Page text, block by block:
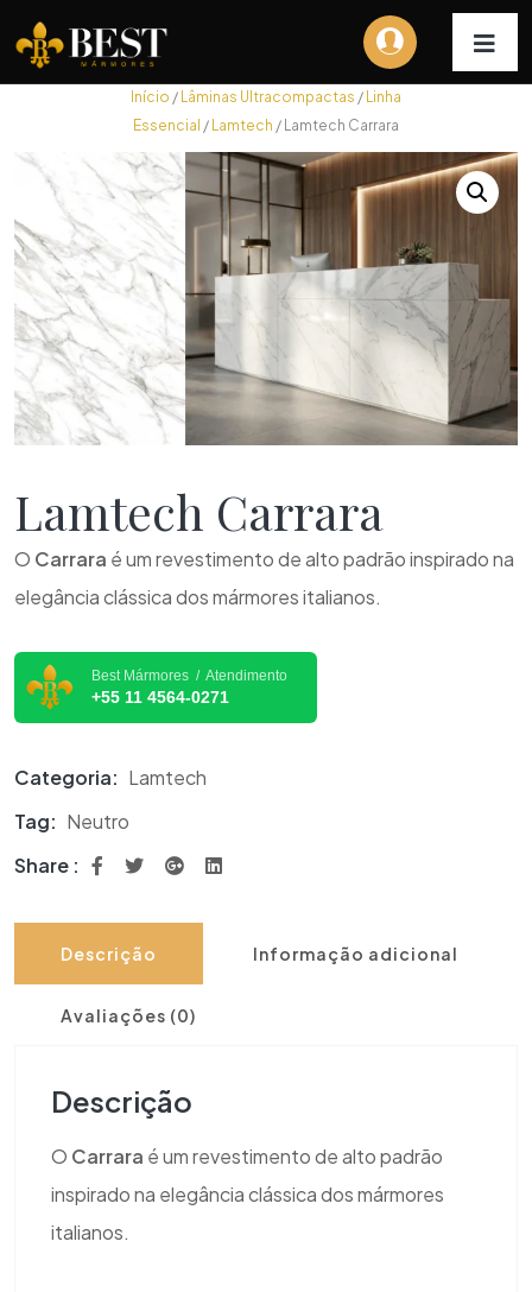
Início / Lâminas Ultracompactas / Linha
Essencial / Lamtech / Lamtech Carrara
Lamtech Carrara
O Carrara é um revestimento de alto padrão inspirado na
elegância clássica dos mármores italianos.
Best Mármores / Atendimento
+55 11 4564-0271
Categoria: Lamtech
Tag: Neutro
Share :
Descrição Informação adicional
Avaliações (0)
Descrição
O Carrara é um revestimento de alto padrão
inspirado na elegância clássica dos mármores
italianos.